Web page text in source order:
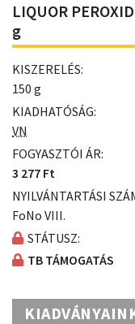
LIQUOR
g
KISZERELÉS:
150 g
KIADHATÓSÁG:
VN
FOGYASZTÓI ÁR:
3 277 Ft
NYILVÁNTARTÁSI
FoNo VIII.
STÁTUSZ:
TB TÁMOGATÁS